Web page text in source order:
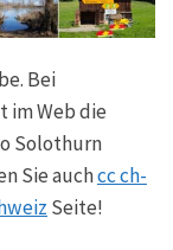
Bei
im Web die
Solothurn
Sie auchcc ch-
Seite!